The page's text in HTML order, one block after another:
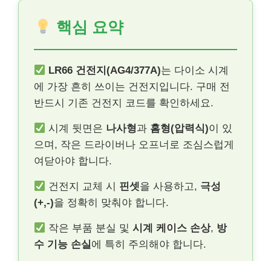
핵심 요약
LR66 건전지(AG4/377A)는 다이소 시계
에 가장 흔히 쓰이는 건전지입니다. 구매 전
반드시 기존 건전지 코드를 확인하세요.
시계 뒷면은 나사형과 홈형(압력식)이 있
으며, 작은 드라이버나 오프너로 조심스럽게
여닫아야 합니다.
건전지 교체 시 핀셋을 사용하고, 극성
(+,-)을 정확히 맞춰야 합니다.
작은 부품 분실 및시계 케이스 손상, 방
수 기능 손실에 특히 주의해야 합니다.